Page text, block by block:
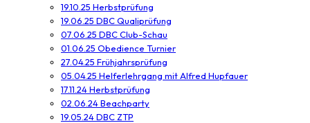
19.10.25 Herbstprüfung
19.06.25 DBC Qualiprüfung
07.06.25 DBC Club-Schau
01.06.25 Obedience Turnier
27.04.25 Frühjahrsprüfung
05.04.25 Helferlehrgang mit Alfred Hupfauer
17.11.24 Herbstprüfung
02.06.24 Beachparty
19.05.24 DBC ZTP